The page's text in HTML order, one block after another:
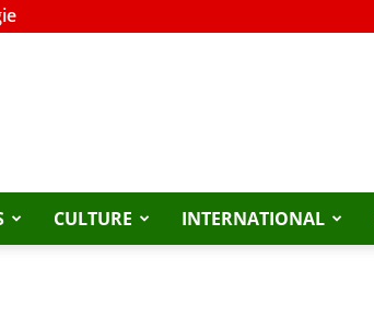
CULTURE INTERNATIONAL